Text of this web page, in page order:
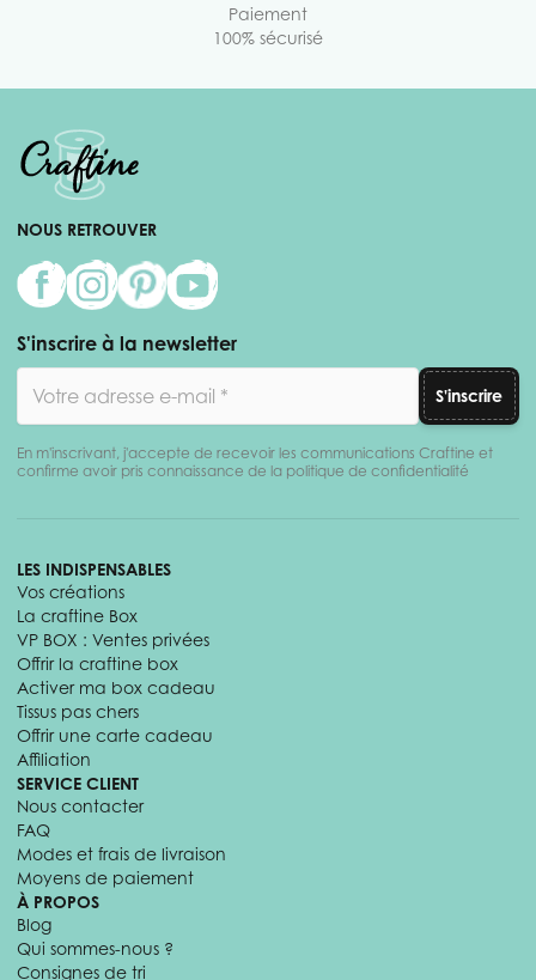
Paiement
100% sécurisé
NOUS RETROUVER
S'inscrire à la newsletter
S'inscrire
En m'inscrivant, j'accepte de recevoir les communications Craftine et
confirme avoir pris connaissance de la politique de confidentialité
LES INDISPENSABLES
Vos créations
La craftine Box
VP BOX : Ventes privées
Offrir la craftine box
Activer ma box cadeau
Tissus pas chers
Offrir une carte cadeau
Affiliation
SERVICE CLIENT
Nous contacter
FAQ
Modes et frais de livraison
Moyens de paiement
À PROPOS
Blog
Qui sommes-nous ?
Consignes de tri